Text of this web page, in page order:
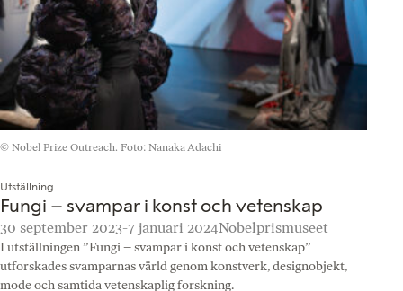
© Nobel Prize Outreach. Foto: Nanaka Adachi
Utställning
Fungi – svampar i konst och vetenskap
30 september 2023-7 januari 2024Nobelprismuseet
I utställningen ”Fungi – svampar i konst och vetenskap”
utforskades svamparnas värld genom konstverk, designobjekt,
mode och samtida vetenskaplig forskning.